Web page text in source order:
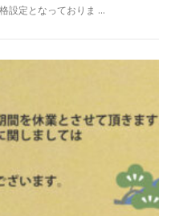
設定となっておりま …